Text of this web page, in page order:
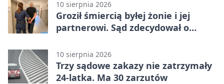
10 sierpnia 2026
Groził śmiercią byłej żonie i jej
partnerowi. Sąd zdecydował o
10 sierpnia 2026
Trzy sądowe zakazy nie zatrzymały
24-latka. Ma 30 zarzutów